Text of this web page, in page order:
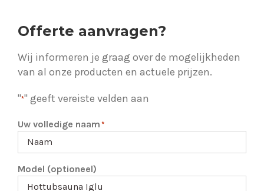
Offerte aanvragen?
Wij informeren je graag over de mogelijkheden
van al onze producten en actuele prijzen.
"*" geeft vereiste velden aan
Uw volledige naam *
Model (optioneel)